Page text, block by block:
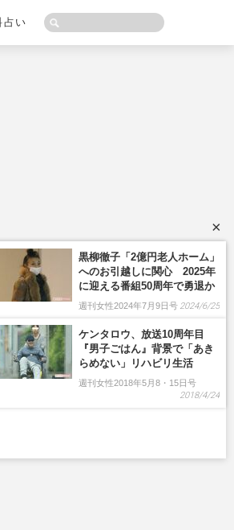
占い
×
黒柳徹子「2億円老人ホーム」
へのお引越しに関心 2025年
に迎える番組50周年で勇退か
週刊女性2024年7月9日号 2024/6/25
ケンタロウ、放送10周年目
『男子ごはん』背景で「あき
らめない」リハビリ生活
週刊女性2018年5月8・15日号
2018/4/24